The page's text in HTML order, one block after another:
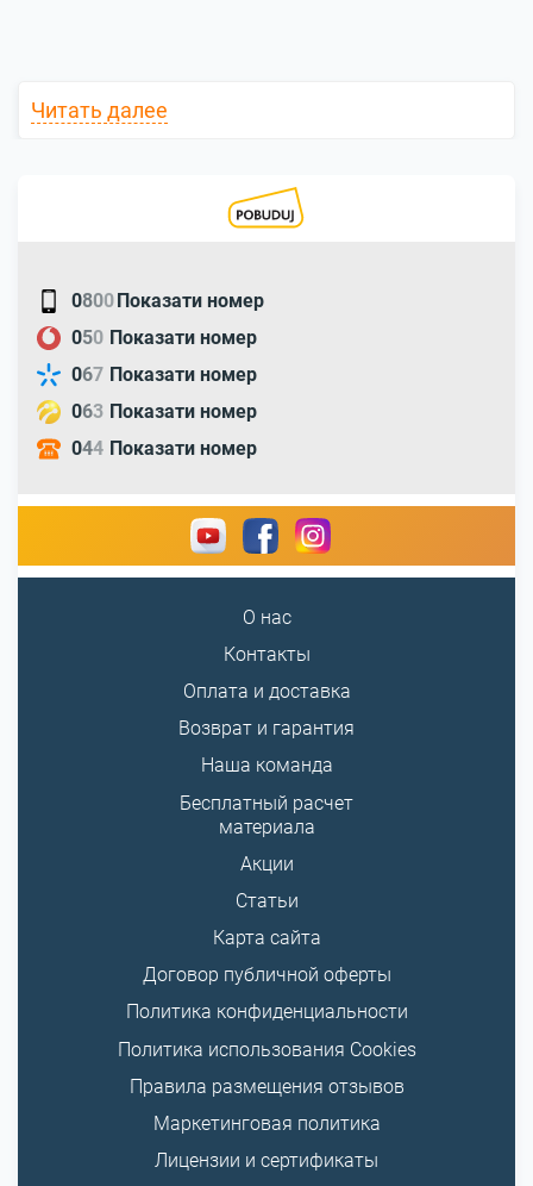
Читать далее
0800Показати номер
050 Показати номер
067 Показати номер
063 Показати номер
044 Показати номер
О нас
Контакты
Оплата и доставка
Возврат и гарантия
Наша команда
Бесплатный расчет
материала
Акции
Статьи
Карта сайта
Договор публичной оферты
Политика конфиденциальности
Политика использования Cookies
Правила размещения отзывов
Маркетинговая политика
Лицензии и сертификаты